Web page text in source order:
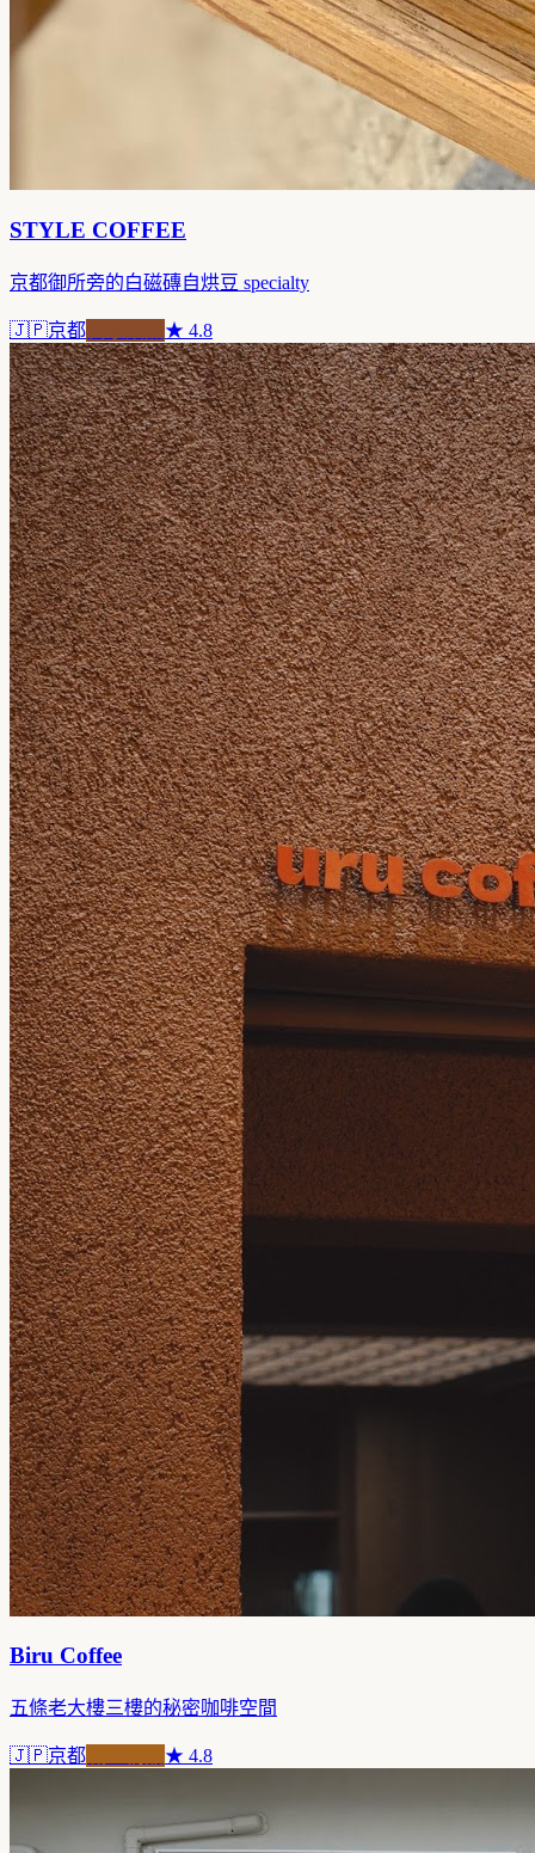
STYLE COFFEE
京都御所旁的白磁磚自烘豆 specialty
🇯🇵京都 ★ 4.8
Biru Coffee
五條老大樓三樓的秘密咖啡空間
🇯🇵京都 ★ 4.8